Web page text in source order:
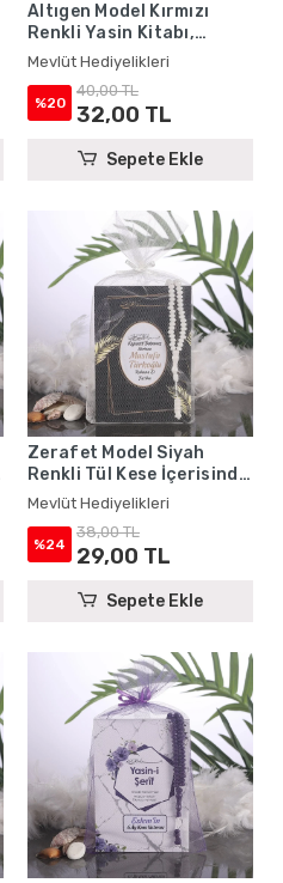
Altıgen Model Kırmızı
Renkli Yasin Kitabı,
Karton Çanta ve Tesbih -
Mevlüt Hediyelikleri
Mevlüt Hediyelikleri
%20
40,00 TL
32,00 TL
Sepete Ekle
Zerafet Model Siyah
Renkli Tül Kese İçerisinde
Yasin Kitabı ve Tesbih -
Mevlüt Hediyelikleri
Mevlüt Hediyelikleri
%24
38,00 TL
29,00 TL
Sepete Ekle